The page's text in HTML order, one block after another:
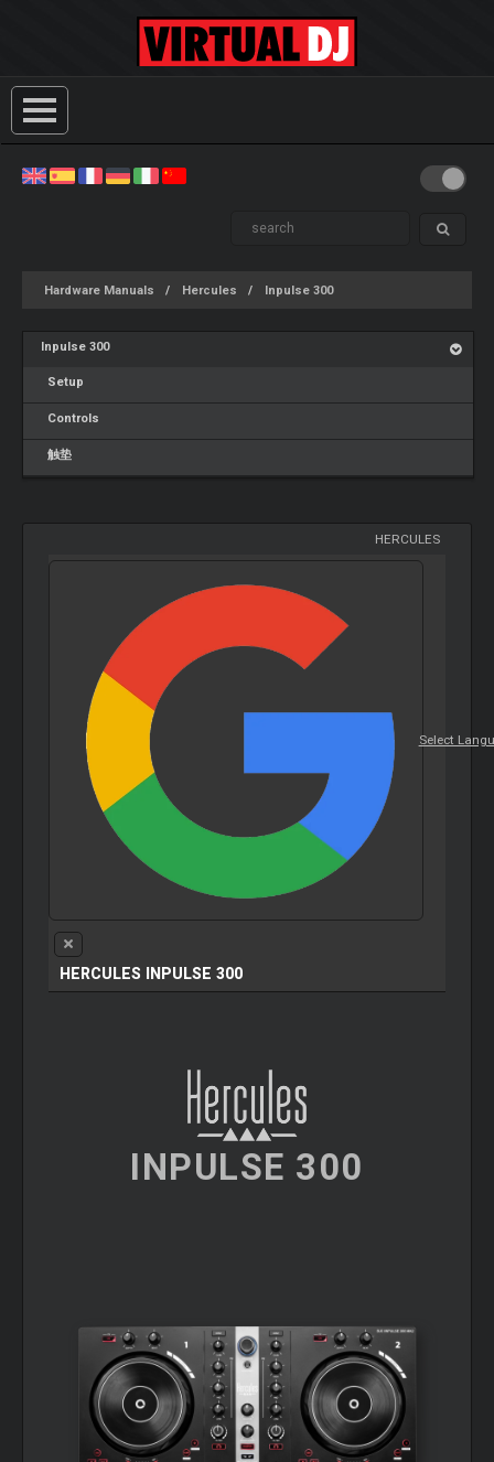
Hardware Manuals Hercules Inpulse 300
Inpulse 300
Setup
Controls
触垫
HERCULES
Select
HERCULES INPULSE 300
INPULSE 300